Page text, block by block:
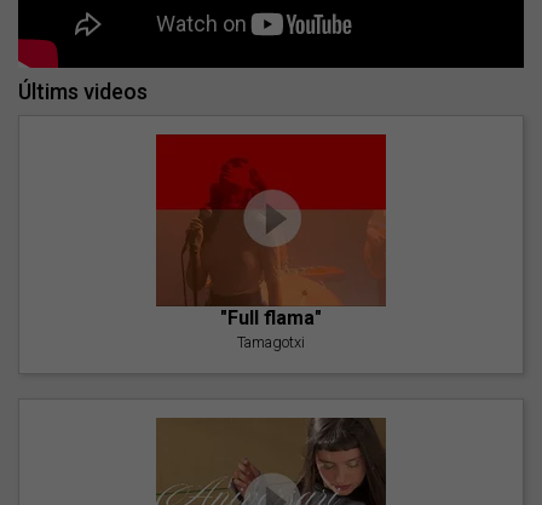
Últims videos
"Full flama"
Tamagotxi